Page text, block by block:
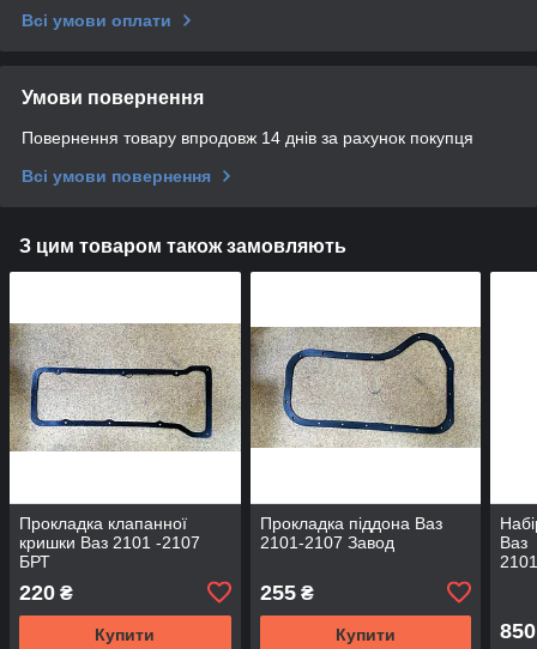
Всі умови оплати
Умови повернення
Повернення товару впродовж 14 днів за рахунок покупця
Всі умови повернення
З цим товаром також замовляють
Прокладка клапанної
кришки Ваз 2101 -2107
БРТ
220 ₴
Купити
Прокладка піддона Ваз
2101-2107 Завод
255₴
Купити
Ваз
850